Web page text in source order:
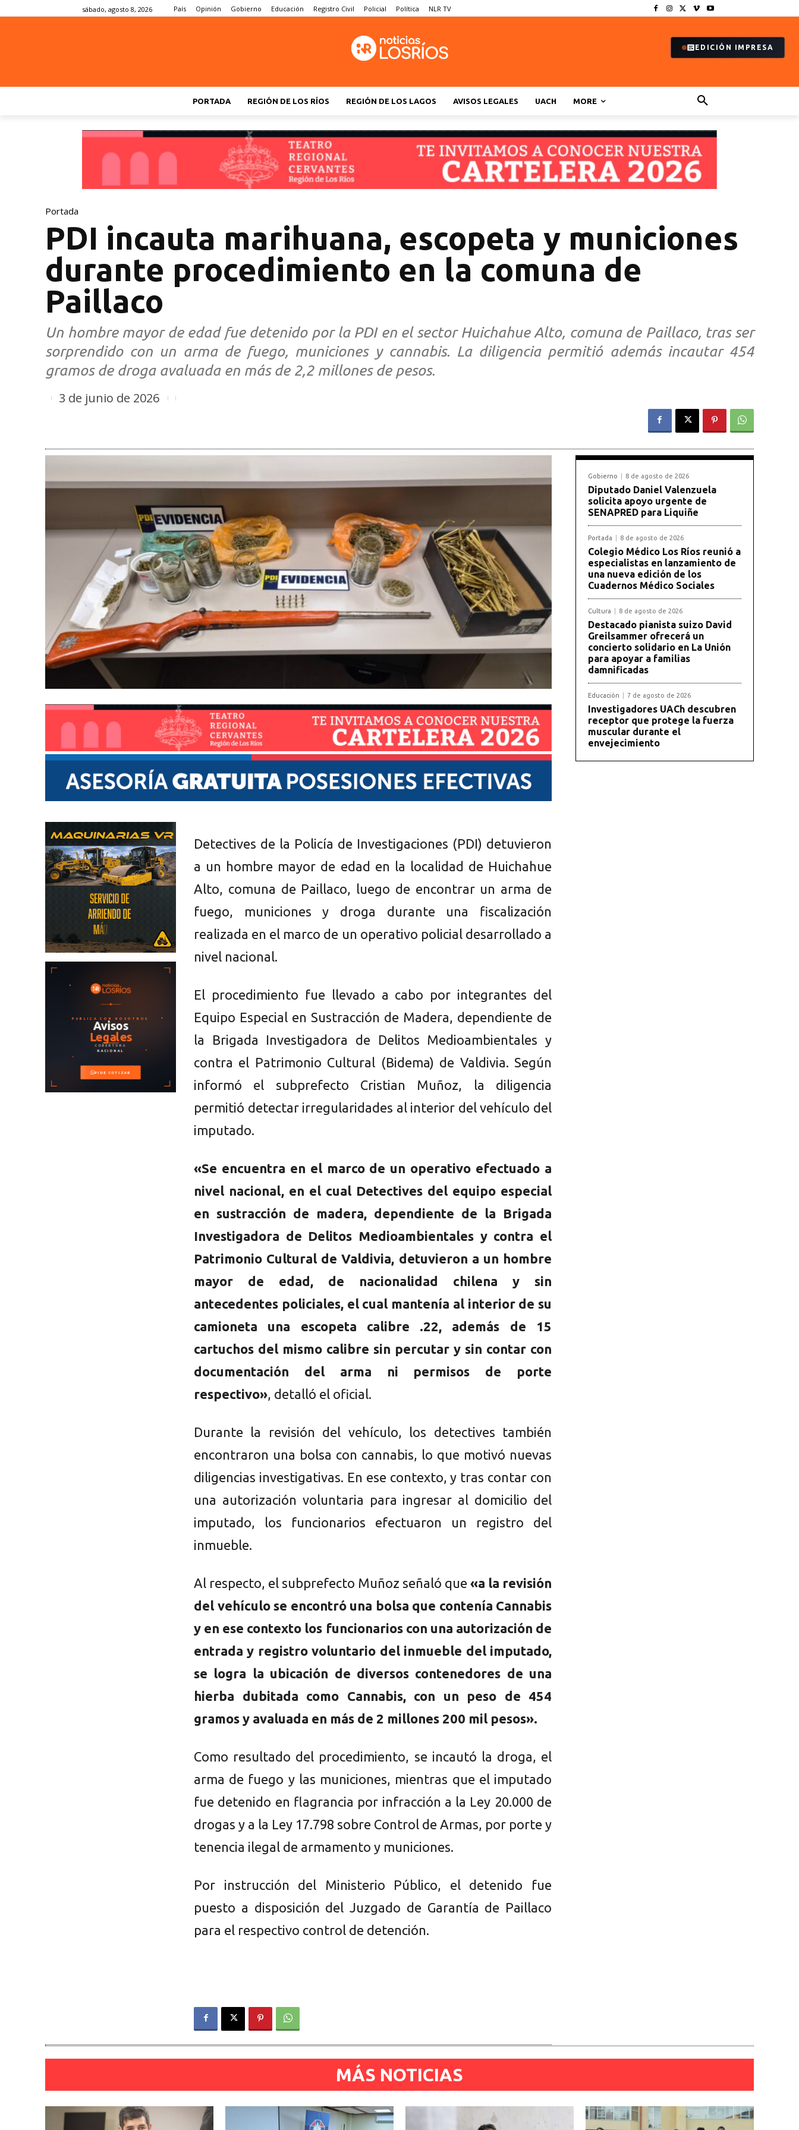
sábado, agosto 8, 2026 País Opinión Gobierno Educación Registro Civil Policial Política NLR TV
EDICIÓN IMPRESA
PORTADA REGIÓN DE LOS RÍOS REGIÓN DE LOS LAGOS AVISOS LEGALES UACH MORE
Portada
PDI incauta marihuana, escopeta y municiones
durante procedimiento en la comuna de
Paillaco
Un hombre mayor de edad fue detenido por la PDI en el sector Huichahue Alto, comuna de Paillaco, tras ser
sorprendido con un arma de fuego, municiones y cannabis. La diligencia permitió además incautar 454
gramos de droga avaluada en más de 2,2 millones de pesos.
3 de junio de 2026
Detectives de la Policía de Investigaciones (PDI) detuvieron
a un hombre mayor de edad en la localidad de Huichahue
Alto, comuna de Paillaco, luego de encontrar un arma de
fuego, municiones y droga durante una fiscalización
realizada en el marco de un operativo policial desarrollado a
nivel nacional.
El procedimiento fue llevado a cabo por integrantes del
Equipo Especial en Sustracción de Madera, dependiente de
la Brigada Investigadora de Delitos Medioambientales y
contra el Patrimonio Cultural (Bidema) de Valdivia. Según
informó el subprefecto Cristian Muñoz, la diligencia
permitió detectar irregularidades al interior del vehículo del
imputado.
«Se encuentra en el marco de un operativo efectuado a
nivel nacional, en el cual Detectives del equipo especial
en sustracción de madera, dependiente de la Brigada
Investigadora de Delitos Medioambientales y contra el
Patrimonio Cultural de Valdivia, detuvieron a un hombre
mayor de edad, de nacionalidad chilena y sin
antecedentes policiales, el cual mantenía al interior de su
camioneta una escopeta calibre .22, además de 15
cartuchos del mismo calibre sin percutar y sin contar con
documentación del arma ni permisos de porte
respectivo», detalló el oficial.
Durante la revisión del vehículo, los detectives también
encontraron una bolsa con cannabis, lo que motivó nuevas
diligencias investigativas. En ese contexto, y tras contar con
una autorización voluntaria para ingresar al domicilio del
imputado, los funcionarios efectuaron un registro del
inmueble.
Al respecto, el subprefecto Muñoz señaló que «a la revisión
del vehículo se encontró una bolsa que contenía Cannabis
y en ese contexto los funcionarios con una autorización de
entrada y registro voluntario del inmueble del imputado,
se logra la ubicación de diversos contenedores de una
hierba dubitada como Cannabis, con un peso de 454
gramos y avaluada en más de 2 millones 200 mil pesos».
Como resultado del procedimiento, se incautó la droga, el
arma de fuego y las municiones, mientras que el imputado
fue detenido en flagrancia por infracción a la Ley 20.000 de
drogas y a la Ley 17.798 sobre Control de Armas, por porte y
tenencia ilegal de armamento y municiones.
Por instrucción del Ministerio Público, el detenido fue
puesto a disposición del Juzgado de Garantía de Paillaco
para el respectivo control de detención.
Gobierno 8 de agosto de 2026
Diputado Daniel Valenzuela
solicita apoyo urgente de
SENAPRED para Liquiñe
Portada 8 de agosto de 2026
Colegio Médico Los Ríos reunió a
especialistas en lanzamiento de
una nueva edición de los
Cuadernos Médico Sociales
Cultura 8 de agosto de 2026
Destacado pianista suizo David
Greilsammer ofrecerá un
concierto solidario en La Unión
para apoyar a familias
damnificadas
Educación 7 de agosto de 2026
Investigadores UACh descubren
receptor que protege la fuerza
muscular durante el
envejecimiento
MÁS NOTICIAS